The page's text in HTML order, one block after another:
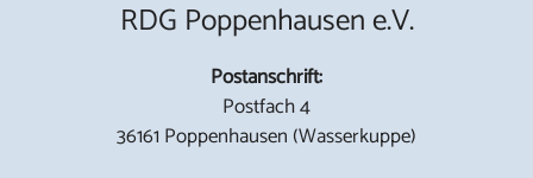
RDG Poppenhausen e.V.
Postanschrift:
Postfach 4
36161 Poppenhausen (Wasserkuppe)